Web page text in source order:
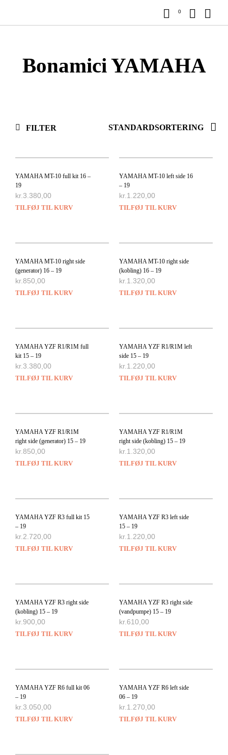
0
Bonamici YAMAHA
FILTER
YAMAHA MT-10 full kit 16 –
19
kr. 3.380,00
TILFØJ TIL KURV
YAMAHA MT-10 left side 16
– 19
kr. 1.220,00
TILFØJ TIL KURV
YAMAHA MT-10 right side
(generator) 16 – 19
kr.850,00
TILFØJ TIL KURV
YAMAHA MT-10 right side
(kobling) 16 – 19
kr. 1.320,00
TILFØJ TIL KURV
YAMAHA YZF R1/R1M full
kit 15 – 19
kr. 3.380,00
TILFØJ TIL KURV
YAMAHA YZF R1/R1M left
side 15 – 19
kr. 1.220,00
TILFØJ TIL KURV
YAMAHA YZF R1/R1M
right side (generator) 15 – 19
kr.850,00
TILFØJ TIL KURV
YAMAHA YZF R1/R1M
right side (kobling) 15 – 19
kr. 1.320,00
TILFØJ TIL KURV
YAMAHA YZF R3 full kit 15
– 19
kr. 2.720,00
TILFØJ TIL KURV
YAMAHA YZF R3 left side
15 – 19
kr. 1.220,00
TILFØJ TIL KURV
YAMAHA YZF R3 right side
(kobling) 15 – 19
kr.900,00
TILFØJ TIL KURV
YAMAHA YZF R3 right side
(vandpumpe) 15 – 19
kr.610,00
TILFØJ TIL KURV
YAMAHA YZF R6 full kit 06
– 19
kr. 3.050,00
TILFØJ TIL KURV
YAMAHA YZF R6 left side
06 – 19
kr. 1.270,00
TILFØJ TIL KURV